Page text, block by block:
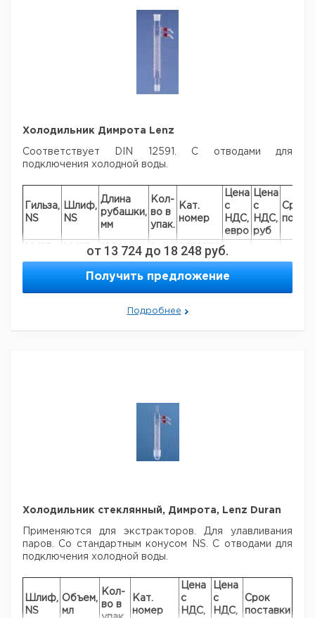
Холодильник Димрота Lenz
Соответствует DIN 12591. С отводами для
подключения холодной воды.
Гильза,
NS
Шлиф,
NS
Длина
рубашки,
мм
Кол-
во в
упак.
Кат.
номер
Цена
с
НДС,
евро
Цена
с
НДС,
руб
Срок
14/23 160 1
9012530
29/32
29/32 250 1
9012533
29/32 400 1 9012534
от 13 724 до 18 248 руб.
Получить предложение
Подробнее
Холодильник стеклянный, Димрота, Lenz Duran
Применяются для экстракторов. Для улавливания
паров. Со стандартным конусом NS. С отводами для
подключения холодной воды.
Шлиф,
NS
Объем,
мл
Кол-
во в
Кат.
номер
Цена
с
НДС,
Цена
с
НДС,
Срок
поставки